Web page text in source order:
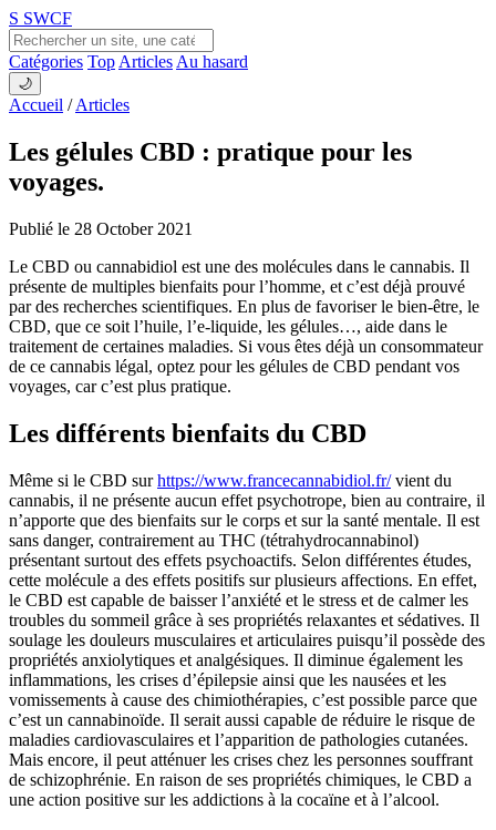
S SWCF
Catégories Top Articles Au hasard
🌙
Accueil /Articles
Les gélules CBD : pratique pour les
voyages.
Publié le 28 October 2021
Le CBD ou cannabidiol est une des molécules dans le cannabis. Il
présente de multiples bienfaits pour l’homme, et c’est déjà prouvé
par des recherches scientifiques. En plus de favoriser le bien-être, le
CBD, que ce soit l’huile, l’e-liquide, les gélules…, aide dans le
traitement de certaines maladies. Si vous êtes déjà un consommateur
de ce cannabis légal, optez pour les gélules de CBD pendant vos
voyages, car c’est plus pratique.
Les différents bienfaits du CBD
Même si le CBD surhttps://www.francecannabidiol.fr/vient du
cannabis, il ne présente aucun effet psychotrope, bien au contraire, il
n’apporte que des bienfaits sur le corps et sur la santé mentale. Il est
sans danger, contrairement au THC (tétrahydrocannabinol)
présentant surtout des effets psychoactifs. Selon différentes études,
cette molécule a des effets positifs sur plusieurs affections. En effet,
le CBD est capable de baisser l’anxiété et le stress et de calmer les
troubles du sommeil grâce à ses propriétés relaxantes et sédatives. Il
soulage les douleurs musculaires et articulaires puisqu’il possède des
propriétés anxiolytiques et analgésiques. Il diminue également les
inflammations, les crises d’épilepsie ainsi que les nausées et les
vomissements à cause des chimiothérapies, c’est possible parce que
c’est un cannabinoïde. Il serait aussi capable de réduire le risque de
maladies cardiovasculaires et l’apparition de pathologies cutanées.
Mais encore, il peut atténuer les crises chez les personnes souffrant
de schizophrénie. En raison de ses propriétés chimiques, le CBD a
une action positive sur les addictions à la cocaïne et à l’alcool.